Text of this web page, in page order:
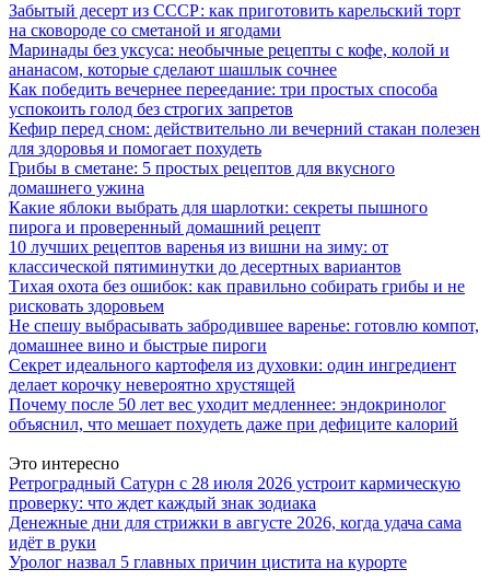
Забытый десерт из СССР: как приготовить карельский торт
на сковороде со сметаной и ягодами
Маринады без уксуса: необычные рецепты с кофе, колой и
ананасом, которые сделают шашлык сочнее
Как победить вечернее переедание: три простых способа
успокоить голод без строгих запретов
Кефир перед сном: действительно ли вечерний стакан полезен
для здоровья и помогает похудеть
Грибы в сметане: 5 простых рецептов для вкусного
домашнего ужина
Какие яблоки выбрать для шарлотки: секреты пышного
пирога и проверенный домашний рецепт
10 лучших рецептов варенья из вишни на зиму: от
классической пятиминутки до десертных вариантов
Тихая охота без ошибок: как правильно собирать грибы и не
рисковать здоровьем
Не спешу выбрасывать забродившее варенье: готовлю компот,
домашнее вино и быстрые пироги
Секрет идеального картофеля из духовки: один ингредиент
делает корочку невероятно хрустящей
Почему после 50 лет вес уходит медленнее: эндокринолог
объяснил, что мешает похудеть даже при дефиците калорий
Это интересно
Ретроградный Сатурн с 28 июля 2026 устроит кармическую
проверку: что ждет каждый знак зодиака
Денежные дни для стрижки в августе 2026, когда удача сама
идёт в руки
Уролог назвал 5 главных причин цистита на курорте